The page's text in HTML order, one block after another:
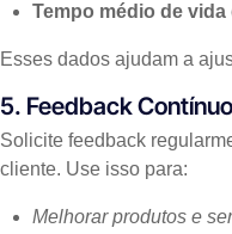
Tempo médio de
Esses dados ajudam a
5. Feedback Contínuo
Solicite feedback
cliente. Use isso para:
Melhorar produtos e